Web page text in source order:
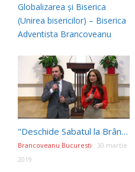
Globalizarea și Biserica
(Unirea bisericilor) – Biserica
Adventista Brancoveanu
"Deschide Sabatul la Brâncoveanu" – 16 februarie 2018
Brancoveanu Bucuresti
30 martie
2019